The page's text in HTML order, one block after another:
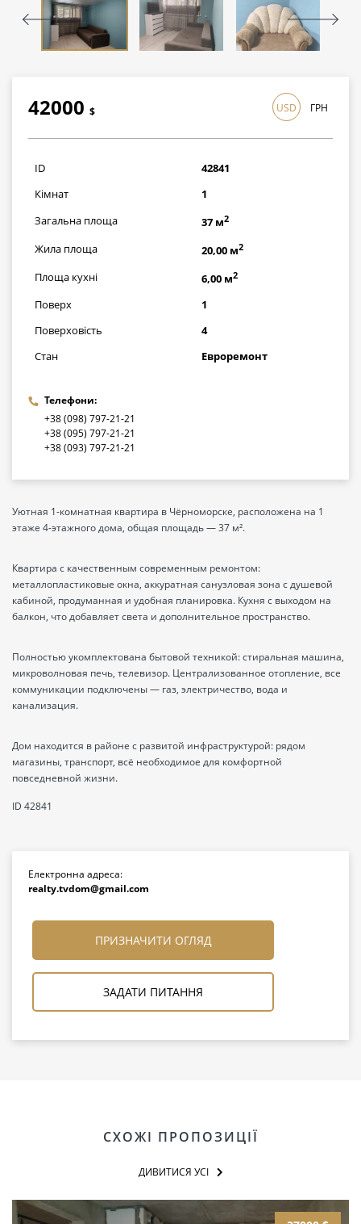
42000 $
1218000грн
USD ГРН
ID
42841
Кімнат
1
Загальна площа
37 м2
Жила площа 20,00 м2
Площа кухні 6,00 м2
Поверх
1
Поверховість
4
Стан
Евроремонт
Телефони:
+38 (098) 797-21-21
+38 (095) 797-21-21
+38 (093) 797-21-21
Уютная 1-комнатная квартира в Чёрноморске, расположена на 1
этаже 4-этажного дома, общая площадь — 37 м².
Квартира с качественным современным ремонтом:
металлопластиковые окна, аккуратная санузловая зона с душевой
кабиной, продуманная и удобная планировка. Кухня с выходом на
балкон, что добавляет света и дополнительное пространство.
Полностью укомплектована бытовой техникой: стиральная машина,
микроволновая печь, телевизор. Централизованное отопление, все
коммуникации подключены — газ, электричество, вода и
канализация.
Дом находится в районе с развитой инфраструктурой: рядом
магазины, транспорт, всё необходимое для комфортной
повседневной жизни.
ID 42841
Електронна адреса:
realty.tvdom@gmail.com
ПРИЗНАЧИТИ ОГЛЯД
ЗАДАТИ ПИТАННЯ
СХОЖІ ПРОПОЗИЦІЇ
ДИВИТИСЯ УСІ